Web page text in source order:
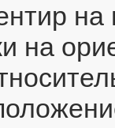
на
на